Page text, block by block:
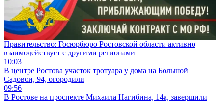
Правительство: Госюрбюро Ростовской области активно
взаимодействует с другими регионами
10:03
В центре Ростова участок тротуара у дома на Большой
Садовой, 94, огородили
09:56
В Ростове на проспекте Михаила Нагибина, 14а, завершили